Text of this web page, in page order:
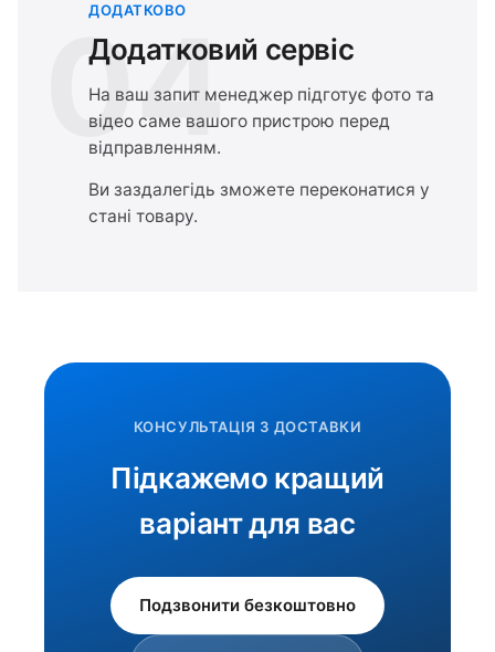
04
ДОДАТКОВО
Додатковий сервіс
На ваш запит менеджер підготує фото та
відео саме вашого пристрою перед
відправленням.
Ви заздалегідь зможете переконатися у
стані товару.
КОНСУЛЬТАЦІЯ З ДОСТАВКИ
Підкажемо кращий
варіант для вас
Подзвонити безкоштовно